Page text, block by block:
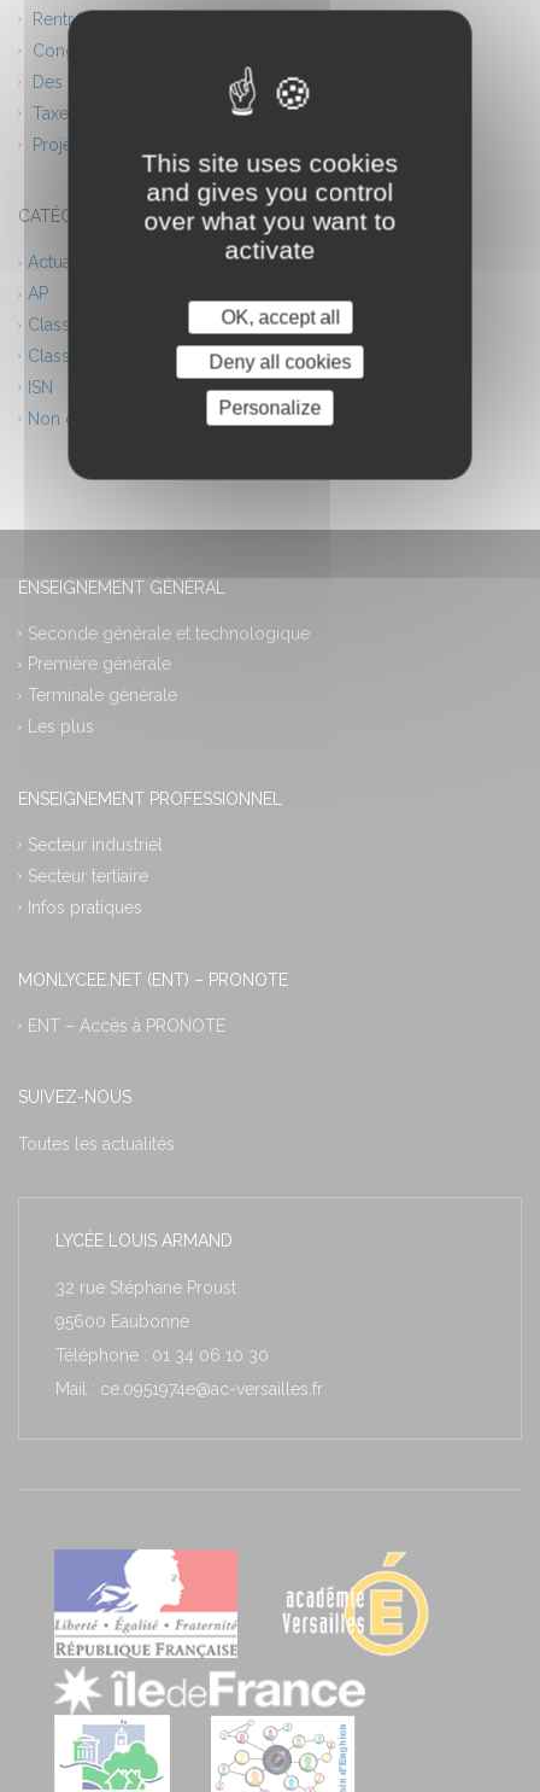
Rentrée scolaire 2026 Planning
Congés d’été – Fermeture du lycée
Des ponts entre l’Europe et l’Afrique
Taxe d’apprentissage 2026
Projet théâtre
CATÉGORIES
Actualités
AP
Classes européennes
Classes innovantes
ISN
Non classé
ENSEIGNEMENT GÉNÉRAL
Seconde générale et technologique
Première générale
Terminale générale
Les plus
ENSEIGNEMENT PROFESSIONNEL
Secteur industriel
Secteur tertiaire
Infos pratiques
MONLYCEE.NET (ENT) – PRONOTE
ENT – Accès à PRONOTE
SUIVEZ-NOUS
Toutes les actualités
LYCÉE LOUIS ARMAND
32 rue Stéphane Proust
95600 Eaubonne
Téléphone : 01 34 06 10 30
Mail : ce.0951974e@ac-versailles.fr
This site uses cookies
and gives you control
over what you want to
activate
OK, accept all
Deny all cookies
Personalize